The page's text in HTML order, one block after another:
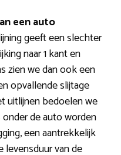
een auto
geeft een slechter
naar 1 kant en
zien we dan ook een
opvallende slijtage
uitlijnen bedoelen we
de auto worden
een aantrekkelijk
van de